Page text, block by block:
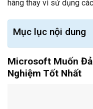
hãng thay vì sử dụng
Mục lục nội dung
Microsoft Muốn
Nghiệm Tốt Nhất